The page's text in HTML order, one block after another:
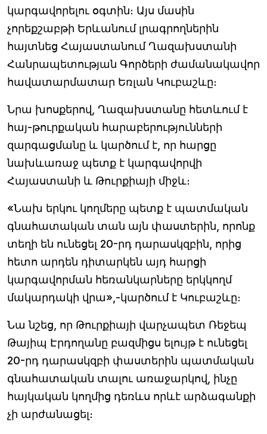
կարգավորելու օգտին։ Այս մասին
չորեքշաբթի Երևանում լրագրողներին
հայտնեց Հայաստանում Ղազախստանի
Հանրապետության Գործերի ժամանակավոր
հավատարմատար Եռլան Կուբաշևը։
Նրա խոսքերով, Ղազախստանը հետևում է
հայ-թուրքական հարաբերությունների
զարգացմանը և կարծում է, որ հարցը
նախևառաջ պետք է կարգավորվի
Հայաստանի և Թուրքիայի միջև։
«Նախ երկու կողմերը պետք է պատմական
գնահատական տան այն փաստերին, որոնք
տեղի են ունեցել 20-րդ դարասկզբին, որից
հետո արդեն դիտարկեն այդ հարցի
կարգավորման հեռանկարները երկկողմ
մակարդակի վրա»,-կարծում է Կուբաշևը։
Նա նշեց, որ Թուրքիայի վարչապետ Ռեջեպ
Թայիպ Էրդողանը բազմիցս ելույթ է ունեցել
20-րդ դարասկզբի փաստերին պատմական
գնահատական տալու առաջարկով, ինչը
հայկական կողմից դեռևս որևէ արձագանքի
չի արժանացել։